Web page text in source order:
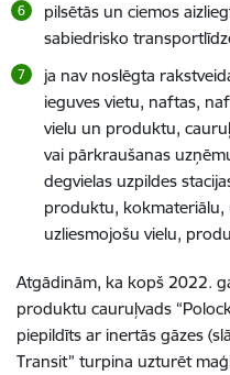
pilsētās un ciemos
sabiedrisko
ja nav noslēgta
ieguves vietu, naftas,
vielu un produktu,
vai pārkraušanas
degvielas uzpildes
produktu, kokmateriālu,
uzliesmojošu vielu,
Atgādinām, ka kopš 2022.
produktu cauruļvads
piepildīts ar inertās gāzes
Transit” turpina uzturēt